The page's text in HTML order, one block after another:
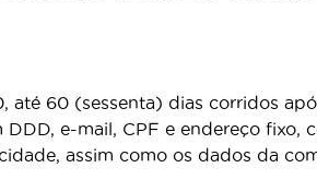
60 (sessenta) dias corridos
e-mail, CPF e endereço fixo,
assim como os dados da